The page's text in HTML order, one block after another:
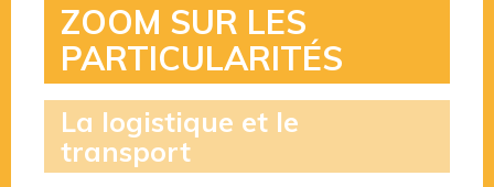
ZOOM SUR LES
PARTICULARITÉS
La logistique et le
transport